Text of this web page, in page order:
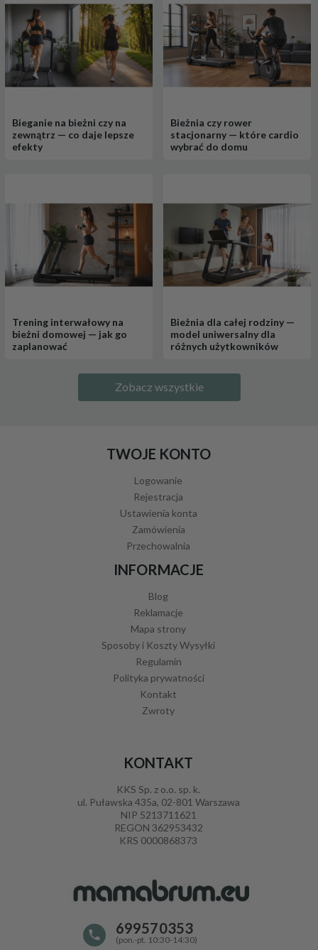
Bieganie na bieżni czy na
zewnątrz — co daje lepsze
efekty
Bieżnia czy rower
stacjonarny — które cardio
wybrać do domu
Trening interwałowy na
bieżni domowej — jak go
zaplanować
Bieżnia dla całej rodziny —
model uniwersalny dla
różnych użytkowników
Zobacz wszystkie
TWOJE KONTO
Logowanie
Rejestracja
Ustawienia konta
Zamówienia
Przechowalnia
INFORMACJE
Blog
Reklamacje
Mapa strony
Sposoby i Koszty Wysyłki
Regulamin
Polityka prywatności
Kontakt
Zwroty
KONTAKT
KKS Sp. z o.o. sp. k.
ul. Puławska 435a, 02-801 Warszawa
NIP 5213711621
REGON 362953432
KRS 0000868373
699570353